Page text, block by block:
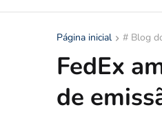
Página inicial # Blog
FedEx
de